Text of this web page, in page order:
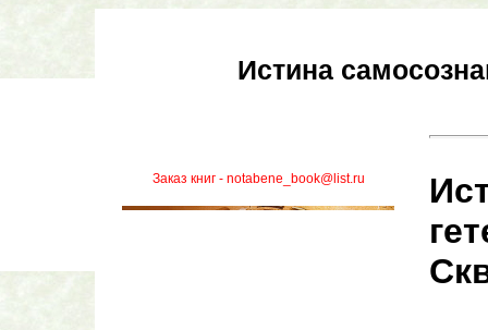
Истина
Заказ книг - notabene_book@list.ru